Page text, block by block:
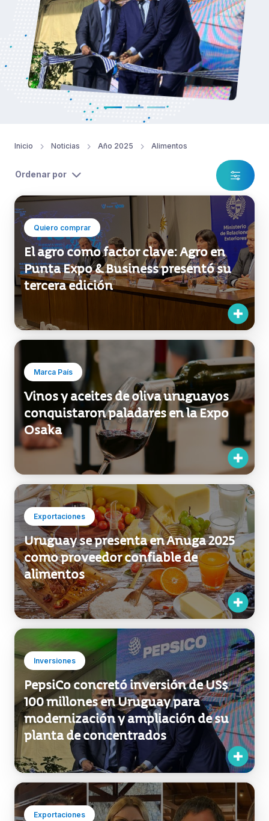
Año 2025 Alimentos
El agro como factor clave: Agro en
Punta Expo & Business presentó su
tercera edición
Marca País
Vinos y aceites de oliva uruguayos
conquistaron paladares en la Expo
Osaka
Exportaciones
Uruguay se presenta en Anuga 2025
como proveedor confiable de
alimentos
Inversiones
PepsiCo concretó inversión de US$
100 millones en Uruguay para
modernización y ampliación de su
planta de concentrados
Exportaciones
Exportadores uruguayos construyen
oportunidades en la ronda de